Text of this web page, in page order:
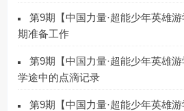
第9期【中国力量·超能少年英雄
期准备工作
第9期【中国力量·超能少年英雄
学途中的点滴记录
第9期【中国力量·超能少年英雄